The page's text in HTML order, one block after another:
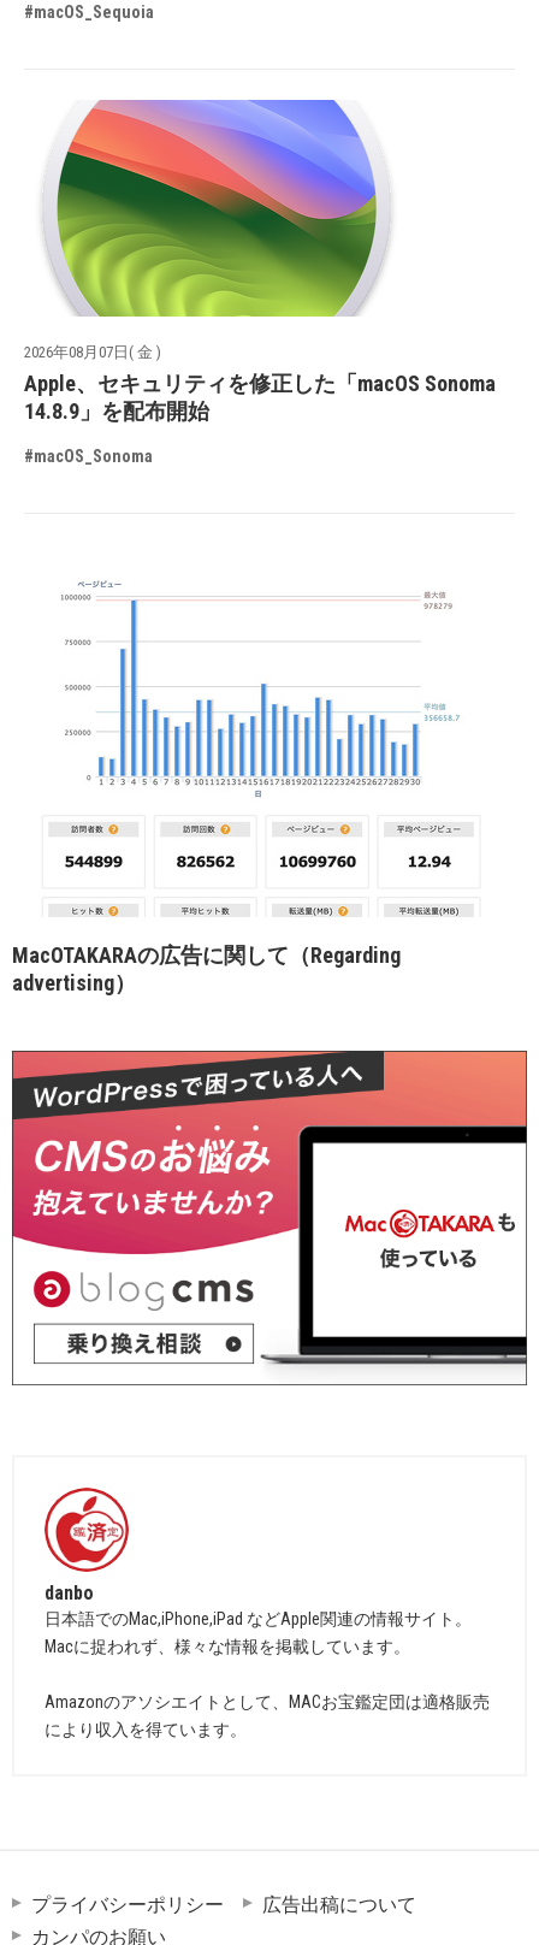
#macOS_Sequoia
2026年08月07日( 金 )
Apple、セキュリティを修正した「macOS Sonoma
14.8.9」を配布開始
#macOS_Sonoma
MacOTAKARAの広告に関して（Regarding
advertising）
danbo
日本語でのMac,iPhone,iPad などApple関連の情報サイト。
Macに捉われず、様々な情報を掲載しています。
Amazonのアソシエイトとして、MACお宝鑑定団は適格販売
により収入を得ています。
プライバシーポリシー
広告出稿について
カンパのお願い